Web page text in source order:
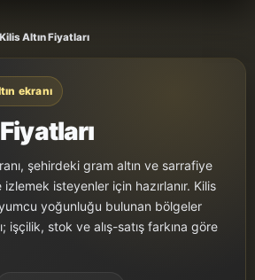
Kilis Altın Fiyatları
ekranı
şehirdeki gram altın ve sarrafiye
isteyenler için hazırlanır. Kilis
yoğunluğu bulunan bölgeler
işçilik, stok ve alış-satış farkına göre